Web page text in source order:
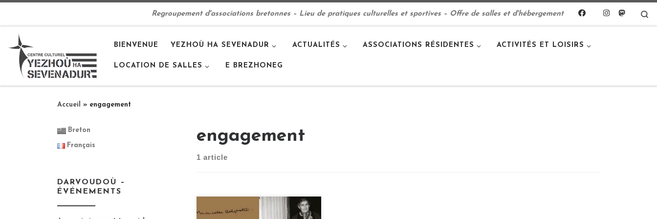
Regroupement d'associations bretonnes – Lieu de pratiques culturelles et sportives – Offre de salles et d'hébergement
BIENVENUE YEZHOÙ HA SEVENADUR ACTUALITÉS ASSOCIATIONS RÉSIDENTES ACTIVITÉS ET LOISIRS
LOCATION DE SALLES E BREZHONEG
Accueil » engagement
engagement
1 article
Marcelle Delpastre et Añjela
Breton
Français
DARVOUDOÙ –
ÉVÉNEMENTS